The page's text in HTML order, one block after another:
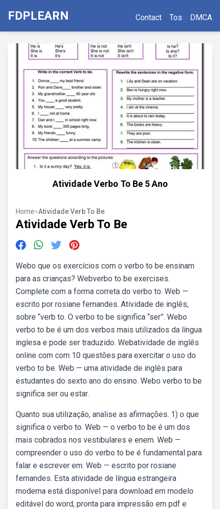
FDPLEARN Contact Tos DMCA
Atividade Verbo To Be 5 Ano
Home>Atividade Verb To Be
Atividade Verb To Be
Webo que os exercícios com o verbo to be ensinam
para as crianças? Webverbo to be exercises.
Complete com a forma correta do verbo to. Web —
escrito por rosiane fernandes. Atividade de inglês,
sobre “verb to. O verbo to be significa “ser”. Webo
verbo to be é um dos verbos mais utilizados da língua
inglesa e pode ser traduzido. Webatividade de inglês
online com com 10 questões para exercitar o uso do
verbo to be. Web — uma atividade de inglês para
estudantes do sexto ano do ensino. Webo verbo to be
significa ser ou estar.
Quanto sua utilização, analise as afirmações. 1) o que
significa o verbo to. Web — o verbo to be é um dos
mais cobrados nos vestibulares e enem. Web —
compreender o uso do verbo to be é fundamental para
falar e escrever em. Web — escrito por rosiane
fernandes. Esta atividade de língua estrangeira
moderna está disponível para download em modelo
editável do word, pronta para impressão em pdf e